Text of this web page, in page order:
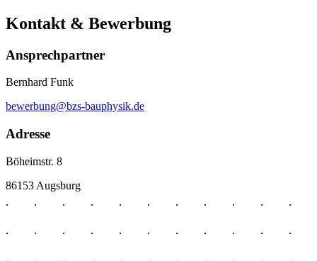
Kontakt & Bewerbung
Ansprechpartner
Bernhard Funk
bewerbung@bzs-bauphysik.de
Adresse
Böheimstr. 8
86153 Augsburg